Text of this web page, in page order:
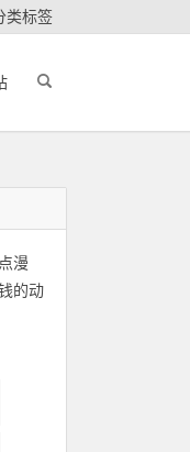
类标签
漫
的动